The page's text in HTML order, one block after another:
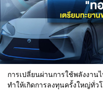
การเปลี่ยนผ่านการใช้พลังงา
ทำให้เกิดการลงทุนครั้งใหญ่ทั่